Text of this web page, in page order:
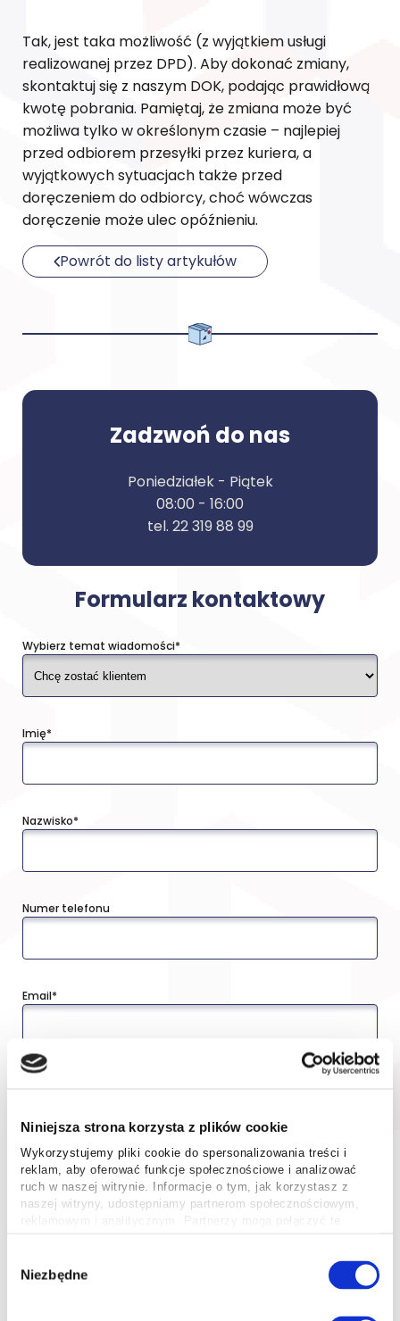
Niniejsza strona korzysta z plików cookie
Wykorzystujemy pliki cookie do spersonalizowania treści i
reklam, aby oferować funkcje społecznościowe i analizować
ruch w naszej witrynie. Informacje o tym, jak korzystasz z
naszej witryny, udostępniamy partnerom społecznościowym,
reklamowym i analitycznym. Partnerzy mogą połączyć te
zgody
Niezbędne
Tak, jest taka możliwość (z wyjątkiem usługi
realizowanej przez DPD). Aby dokonać zmiany,
skontaktuj się z naszym DOK, podając prawidłową
kwotę pobrania. Pamiętaj, że zmiana może być
możliwa tylko w określonym czasie – najlepiej
przed odbiorem przesyłki przez kuriera, a
wyjątkowych sytuacjach także przed
doręczeniem do odbiorcy, choć wówczas
doręczenie może ulec opóźnieniu.
Powrót do listy artykułów
Formularz kontaktowy
Wybierz temat wiadomości*
Imię*
Nazwisko*
Numer telefonu
Email*
NIP
Treść wiadomości
Zadzwoń do nas
Poniedziałek - Piątek
08:00 - 16:00
tel. 22 319 88 99